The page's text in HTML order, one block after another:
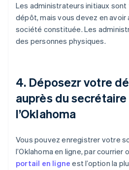
Les administrateurs initiaux
dépôt, mais vous devez en avoir
société constituée. Les
des personnes physiques.
4. Déposezr votre
auprès du secrétaire
l’Oklahoma
Vous pouvez enregistrer votre
l’Oklahoma en ligne, par courrier
portail en ligne est l’option la